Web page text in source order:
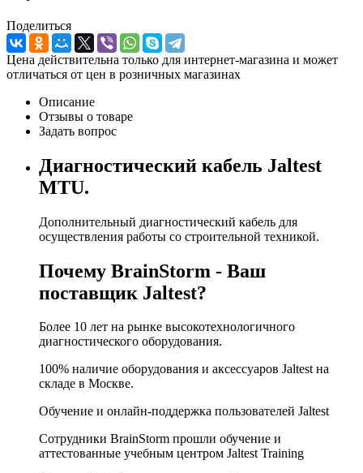
Поделиться
Цена действительна только для интернет-магазина и может
отличаться от цен в розничных магазинах
Описание
Отзывы о товаре
Задать вопрос
Диагностический кабель Jaltest
MTU.
Дополнительный диагностический кабель для
осуществления работы со строительной техникой.
Почему BrainStorm - Ваш
поставщик Jaltest?
Более 10 лет на рынке высокотехнологичного
диагностического оборудования.
100% наличие оборудования и аксессуаров Jaltest на
складе в Москве.
Обучение и онлайн-поддержка пользователей Jaltest
Сотрудники BrainStorm прошли обучение и
аттестованные учебным центром Jaltest Training